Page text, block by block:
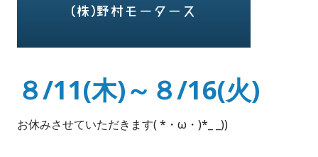
８/11(木)～８/16(火)
お休みさせていただきます( *・ω・)*_ _))